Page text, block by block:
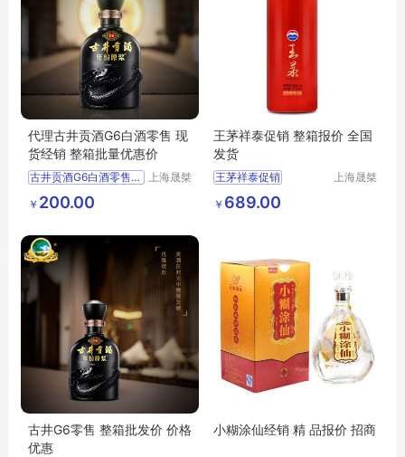
代理古井贡酒G6白酒零售 现
货经销 整箱批量优惠价
古井贡酒G6白酒零售价格优惠上海经销商
供应
食品生鲜
白酒
上海晟桀
￥ 200.00
王茅祥泰促销 整箱报价 全国
发货
王茅祥泰促销
整箱报价
全国发货
供应 食品生鲜
上海晟桀
￥ 689.00
古井G6零售 整箱批发价 价格
优惠
小糊涂仙经销 精 品报价 招商